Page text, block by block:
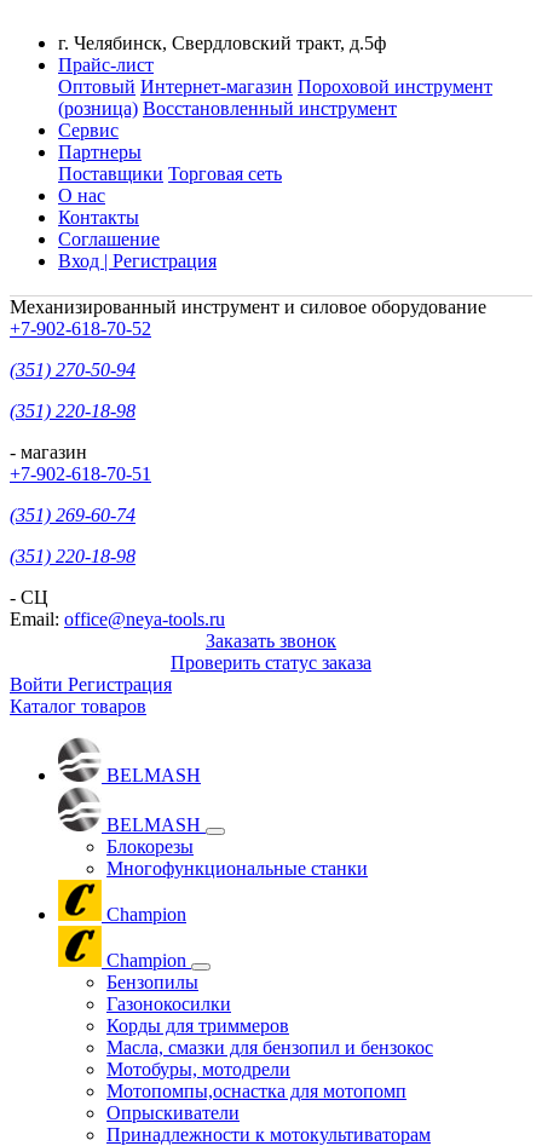
г. Челябинск, Свердловский тракт, д.5ф
Прайс-лист
Оптовый Интернет-магазин Пороховой инструмент
(розница) Восстановленный инструмент
Сервис
Партнеры
Поставщики Торговая сеть
О нас
Контакты
Соглашение
Вход | Регистрация
Механизированный инструмент и силовое оборудование
+7-902-618-70-52
(351) 270-50-94
(351) 220-18-98
- магазин
+7-902-618-70-51
(351) 269-60-74
(351) 220-18-98
- СЦ
Email: office@neya-tools.ru
Заказать звонок
Проверить статус заказа
Войти Регистрация
Каталог товаров
BELMASH
BELMASH
Блокорезы
Многофункциональные станки
Champion
Champion
Бензопилы
Газонокосилки
Корды для триммеров
Масла, смазки для бензопил и бензокос
Мотобуры, мотодрели
Мотопомпы,оснастка для мотопомп
Опрыскиватели
Принадлежности к мотокультиваторам